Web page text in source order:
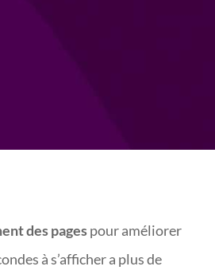
des pagespour améliorer
à s’afficher a plus de